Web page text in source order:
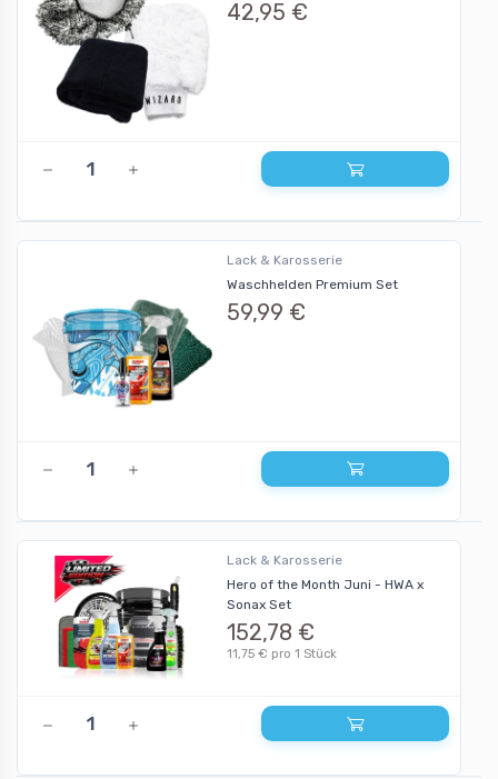
42,95 €
Lack & Karosserie
Waschhelden Premium Set
59,99 €
Lack & Karosserie
Hero of the Month Juni - HWA x
Sonax Set
152,78 €
11,75 € pro 1 Stück